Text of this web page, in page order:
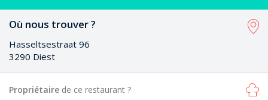
Où nous trouver ?
Hasseltsestraat 96
3290 Diest
Propriétaire de ce restaurant ?